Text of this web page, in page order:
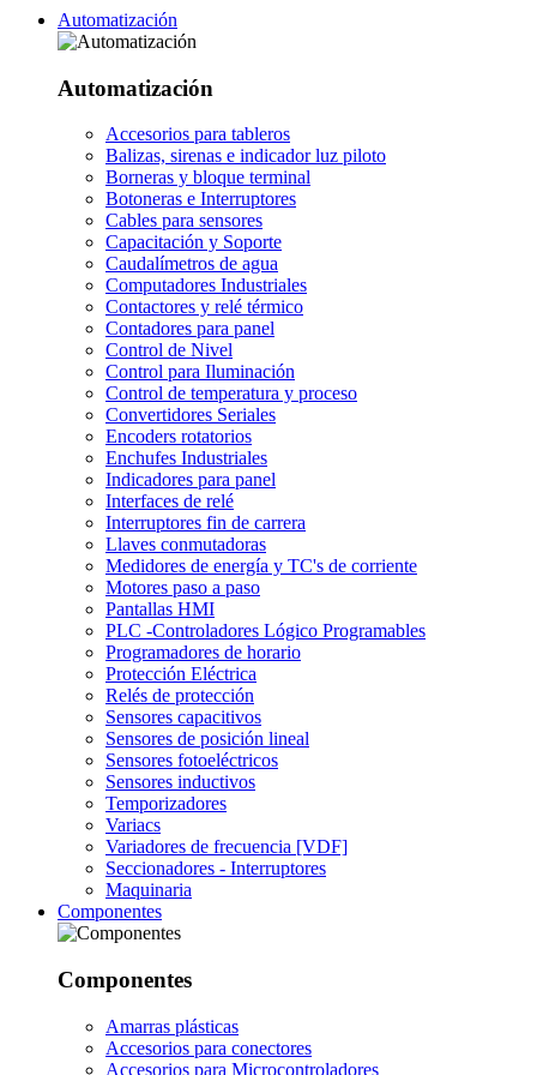
Automatización
Automatización
Accesorios para tableros
Balizas, sirenas e indicador luz piloto
Borneras y bloque terminal
Botoneras e Interruptores
Cables para sensores
Capacitación y Soporte
Caudalímetros de agua
Computadores Industriales
Contactores y relé térmico
Contadores para panel
Control de Nivel
Control para Iluminación
Control de temperatura y proceso
Convertidores Seriales
Encoders rotatorios
Enchufes Industriales
Indicadores para panel
Interfaces de relé
Interruptores fin de carrera
Llaves conmutadoras
Medidores de energía y TC's de corriente
Motores paso a paso
Pantallas HMI
PLC -Controladores Lógico Programables
Programadores de horario
Protección Eléctrica
Relés de protección
Sensores capacitivos
Sensores de posición lineal
Sensores fotoeléctricos
Sensores inductivos
Temporizadores
Variacs
Variadores de frecuencia [VDF]
Seccionadores - Interruptores
Maquinaria
Componentes
Componentes
Amarras plásticas
Accesorios para conectores
Accesorios para Microcontroladores